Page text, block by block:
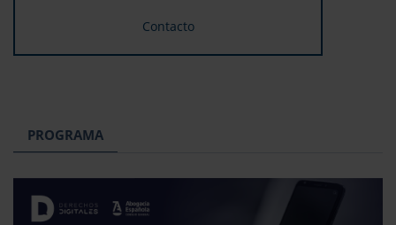
Contacto
PROGRAMA